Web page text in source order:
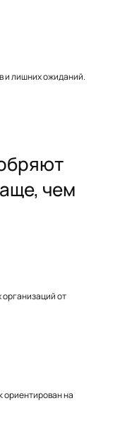
и лишних ожиданий.
чем
от
ориентирован на